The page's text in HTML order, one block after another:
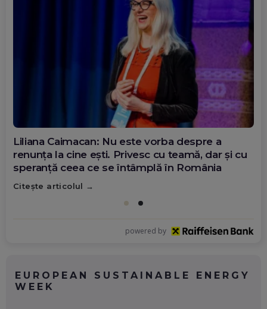
Liliana Caimacan: Nu este vorba despre a
renunța la cine ești. Privesc cu teamă, dar și cu
speranță ceea ce se întâmplă în România
Citește articolul
powered by
EUROPEAN SUSTAINABLE ENERGY
WEEK